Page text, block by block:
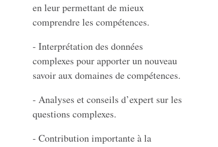
en leur permettant de mieux
comprendre les compétences.
- Interprétation des données
complexes pour apporter un nouveau
savoir aux domaines de compétences.
- Analyses et conseils d’expert sur les
questions complexes.
- Contribution importante à la